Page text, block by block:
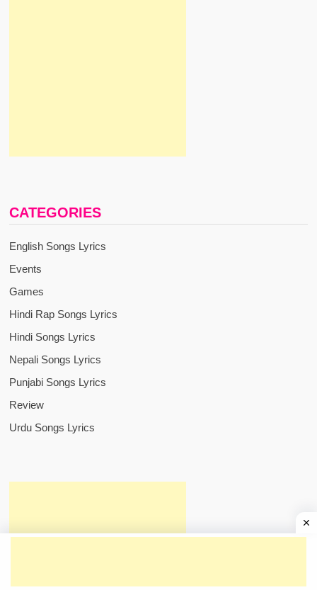
CATEGORIES
English Songs Lyrics
Events
Games
Hindi Rap Songs Lyrics
Hindi Songs Lyrics
Nepali Songs Lyrics
Punjabi Songs Lyrics
Review
Urdu Songs Lyrics